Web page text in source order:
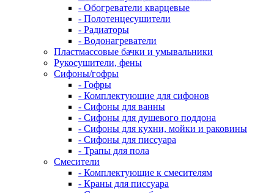
- Обогреватели кварцевые
- Полотенцесушители
- Радиаторы
- Водонагреватели
Пластмассовые бачки и умывальники
Рукосушители, фены
Сифоны/гофры
- Гофры
- Комплектующие для сифонов
- Сифоны для ванны
- Сифоны для душевого поддона
- Сифоны для кухни, мойки и раковины
- Сифоны для писсуара
- Трапы для пола
Смесители
- Комплектующие к смесителям
- Краны для писсуара